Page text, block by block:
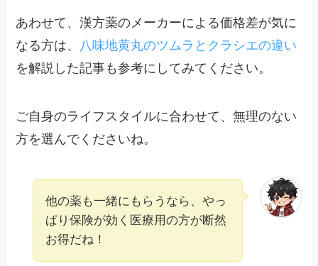
あわせて、漢方薬のメーカーによる価格差が気に
なる方は、
八味地黄丸のツムラとクラシエの違い
を解説した記事も参考にしてみてください。
ご自身のライフスタイルに合わせて、無理のない
方を選んでくださいね。
他の薬も一緒にもらうなら、やっ
ぱり保険が効く医療用の方が断然
お得だね！